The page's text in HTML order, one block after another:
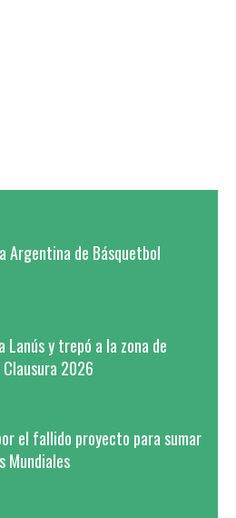
Argentina de Básquetbol
Lanús y trepó a la zona de
2026
el fallido proyecto para sumar
Mundiales